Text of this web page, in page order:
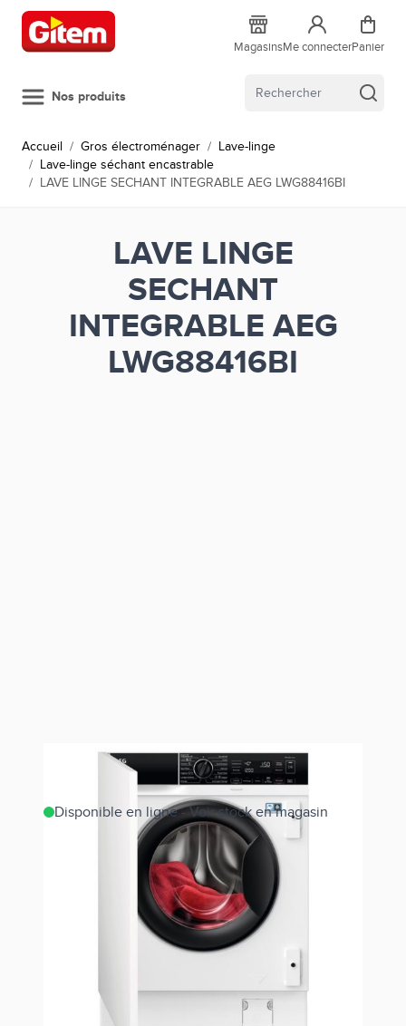
Allez au contenu
MagasinsMe connecterPanier
Nos produits
Accueil / Gros électroménager / Lave-linge
/ Lave-linge séchant encastrable
/ LAVE LINGE SECHANT INTEGRABLE AEG LWG88416BI
LAVE LINGE
SECHANT
INTEGRABLE AEG
LWG88416BI
Disponible en ligne - Voir stock en magasin
Estimer les frais de port
LWG88416BI
1 304,00 €